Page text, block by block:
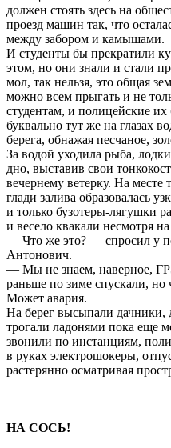
должен стоять здесь на
проезд машин так, что
между забором и камышами.
И студенты бы прекратили
этом, но они знали и стали
мол, так нельзя, это общая
можно всем прыгать и не
студентам, и полицейские
буквально тут же на глазах
берега, обнажая песчаное,
За водой уходила рыба,
дно, выставив свои
вечернему ветерку. На месте
глади залива образовалась
и только бузотеры-лягушки
и весело квакали несмотря
— Что же это? — спросил у
Антонович.
— Мы не знаем, наверное,
раньше по зиме спускали, но
Может авария.
На берег высыпали дачники,
трогали ладонями пока еще
звонили по инстанциям,
в руках электрошокеры,
растерянно осматривая
НА СОСЬ!